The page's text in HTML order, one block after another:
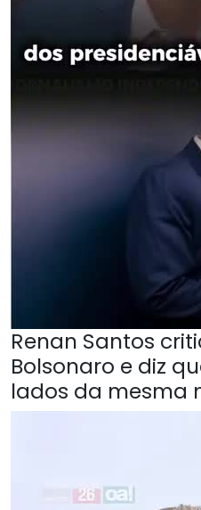
Renan Santos
Bolsonaro e diz
lados da mesma